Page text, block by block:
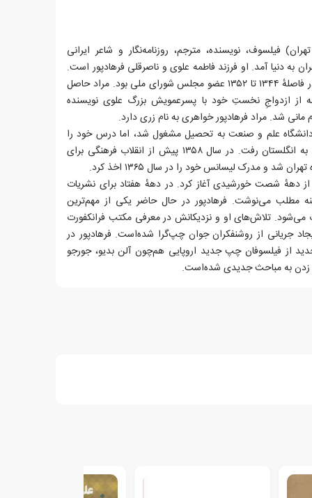
فرهادپور (زادهٔ ۱۷ تیر ۱۳۳۷ تهران) فیلسوف، نویسنده، مترجم، روزنامه‌نگار و شاعر ایرانی
در ۱۷ تیر ۱۳۳۷ در تهران به دنیا آمد. او فرزند فاطمه علوی و ناصرقلی فرهادپور است.
پدرش سیاست‌مدار و روزنامه‌نگار و در فاصلهٔ ۱۳۴۴ تا ۱۳۵۲ عضو مجلس شورای ملی بود. مراد حاصل
از ازدواجِ نخستِ خود با پسرعمویش بزرگ علوی نویسنده
شد. مراد فرهادپور خواهری به نام زری دارد.
دانشگاه علم و صنعت به تحصیل مشغول شد، اما درس خود را
ناتمام رها کرد و برای ادامهٔ تحصیل به انگلستان رفت. در سال ۱۳۵۸ پیش از انقلاب فرهنگی برای
شد و مدرک لیسانس خود را در سال ۱۳۶۵ اخذ کرد.
از دههٔ شصت خورشیدی آغاز کرد. در دههٔ هفتاد برای نشریات
مطلب می‌نوشت. فرهادپور در حال حاضر یکی از مهم‌ترین
تلاش‌های او و نزدیکانش در معرفی مکتب فرانکفورت
جریانی از روشنفکران جوان چپ‌گرا شده‌است. فرهادپور در
از فیلسوفان چپ جدید اروپایی هم‌چون آلن بدیو، جورجو
زدن به مباحث جدیدی شده‌است.